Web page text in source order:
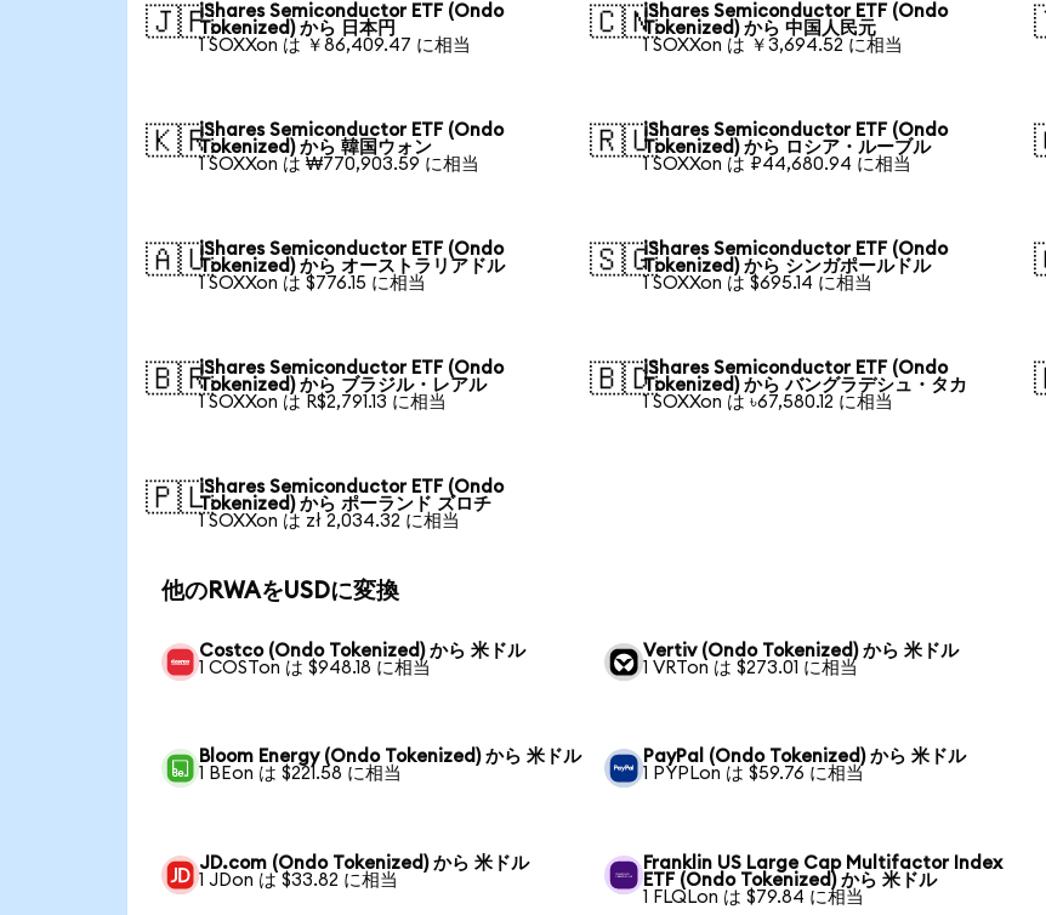
🇯🇵iShares Semiconductor ETF (Ondo
Tokenized) から 日本円
1 SOXXon は ￥86,409.47 に相当
🇨🇳iShares Semiconductor ETF (Ondo
Tokenized) から 中国人民元
1 SOXXon は ￥3,694.52 に相当
🇰🇷iShares Semiconductor ETF (Ondo
Tokenized) から 韓国ウォン
1 SOXXon は ₩770,903.59 に相当
🇷🇺iShares Semiconductor ETF (Ondo
Tokenized) から ロシア・ルーブル
1 SOXXon は ₽44,680.94 に相当
🇦🇺iShares Semiconductor ETF (Ondo
Tokenized) から オーストラリアドル
1 SOXXon は $776.15 に相当
🇸🇬iShares Semiconductor ETF (Ondo
Tokenized) から シンガポールドル
1 SOXXon は $695.14 に相当
🇧🇷iShares Semiconductor ETF (Ondo
Tokenized) から ブラジル・レアル
1 SOXXon は R$2,791.13 に相当
🇧🇩iShares Semiconductor ETF (Ondo
Tokenized) から バングラデシュ・タカ
1 SOXXon は ৳67,580.12 に相当
🇵🇱iShares Semiconductor ETF (Ondo
Tokenized) から ポーランド ズロチ
1 SOXXon は zł 2,034.32 に相当
他のRWAをUSDに変換
Costco (Ondo Tokenized) から 米ドル
1 COSTon は $948.18 に相当
Vertiv (Ondo Tokenized) から 米ドル
1 VRTon は $273.01 に相当
Bloom Energy (Ondo Tokenized) から 米ドル
1 BEon は $221.58 に相当
PayPal (Ondo Tokenized) から 米ドル
1 PYPLon は $59.76 に相当
JD.com (Ondo Tokenized) から 米ドル
1 JDon は $33.82 に相当
Franklin US Large Cap Multifactor Index
ETF (Ondo Tokenized) から 米ドル
1 FLQLon は $79.84 に相当